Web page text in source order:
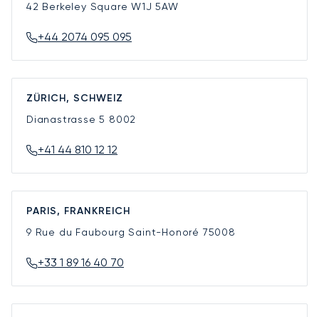
42 Berkeley SquareW1J 5AW
+44 2074 095 095
ZÜRICH, SCHWEIZ
Dianastrasse 5 8002
+41 44 810 12 12
PARIS, FRANKREICH
9 Rue du Faubourg Saint-Honoré 75008
+33 1 89 16 40 70